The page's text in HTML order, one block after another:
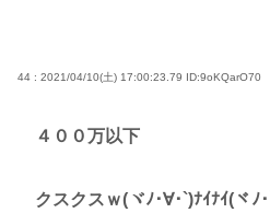
44 : 2021/04/10(土) 17:00:23.79 ID:9oKQarO70
４００万以下
クスクスｗ(ヾﾉ･∀･`)ﾅｲﾅｲ(ヾ